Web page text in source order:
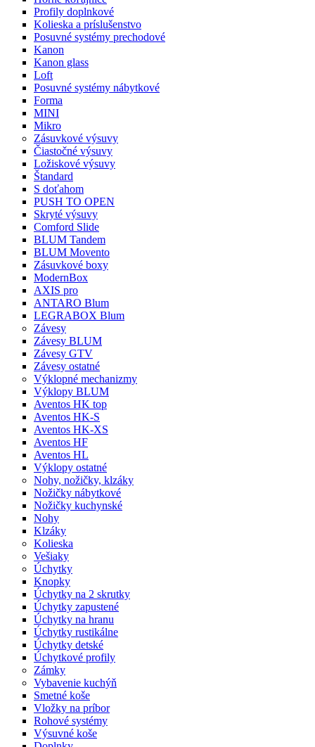
Profily doplnkové
Kolieska a príslušenstvo
Posuvné systémy prechodové
Kanon
Kanon glass
Loft
Posuvné systémy nábytkové
Forma
MINI
Mikro
Zásuvkové výsuvy
Čiastočné výsuvy
Ložiskové výsuvy
Štandard
S doťahom
PUSH TO OPEN
Skryté výsuvy
Comford Slide
BLUM Tandem
BLUM Movento
Zásuvkové boxy
ModernBox
AXIS pro
ANTARO Blum
LEGRABOX Blum
Závesy
Závesy BLUM
Závesy GTV
Závesy ostatné
Výklopné mechanizmy
Výklopy BLUM
Aventos HK top
Aventos HK-S
Aventos HK-XS
Aventos HF
Aventos HL
Výklopy ostatné
Nohy, nožičky, klzáky
Nožičky nábytkové
Nožičky kuchynské
Nohy
Klzáky
Kolieska
Vešiaky
Úchytky
Knopky
Úchytky na 2 skrutky
Úchytky zapustené
Úchytky na hranu
Úchytky rustikálne
Úchytky detské
Úchytkové profily
Zámky
Vybavenie kuchýň
Smetné koše
Vložky na príbor
Rohové systémy
Výsuvné koše